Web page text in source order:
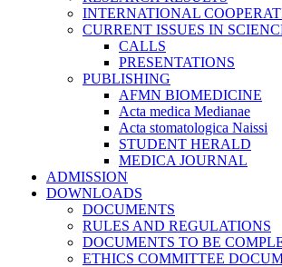
INTERNATIONAL
CURRENT ISSUES IN
CALLS
PRESENTATIONS
PUBLISHING
AFMN BIOMEDICINE
Acta medica Medianae
Acta stomatologica Naissi
STUDENT HERALD
MEDICA JOURNAL
ADMISSION
DOWNLOADS
DOCUMENTS
RULES AND REGULATIONS
DOCUMENTS TO BE
ETHICS COMMITTEE